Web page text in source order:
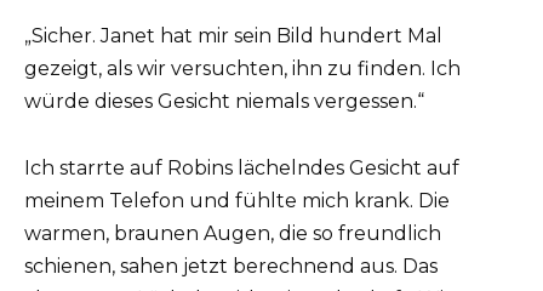
„Sicher. Janet hat mir sein Bild hundert Mal
gezeigt, als wir versuchten, ihn zu finden. Ich
würde dieses Gesicht niemals vergessen.“
Ich starrte auf Robins lächelndes Gesicht auf
meinem Telefon und fühlte mich krank. Die
warmen, braunen Augen, die so freundlich
schienen, sahen jetzt berechnend aus. Das